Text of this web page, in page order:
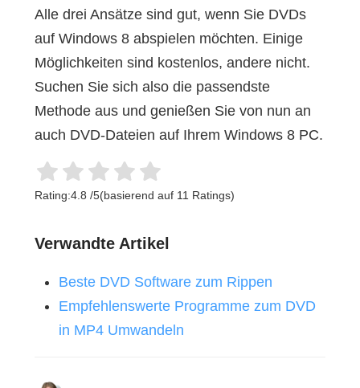
Alle drei Ansätze sind gut, wenn Sie DVDs
auf Windows 8 abspielen möchten. Einige
Möglichkeiten sind kostenlos, andere nicht.
Suchen Sie sich also die passendste
Methode aus und genießen Sie von nun an
auch DVD-Dateien auf Ihrem Windows 8 PC.
Rating:4.8 /5(basierend auf 11 Ratings)
Verwandte Artikel
Beste DVD Software zum Rippen
Empfehlenswerte Programme zum DVD
in MP4 Umwandeln